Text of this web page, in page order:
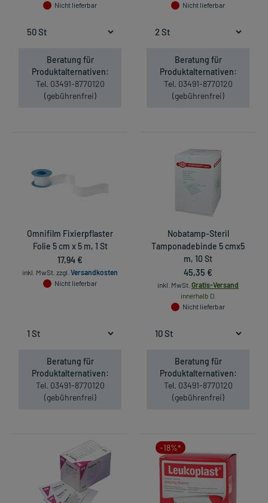
Nicht lieferbar
Beratung für
Produktalternativen:
Tel. 03491-8770120
(gebührenfrei)
Nicht lieferbar
Beratung für
Produktalternativen:
Tel. 03491-8770120
(gebührenfrei)
Omnifilm Fixierpflaster
Folie 5 cm x 5 m, 1 St
17,94 €
inkl. MwSt. zzgl. Versandkosten
Nicht lieferbar
Beratung für
Produktalternativen:
Tel. 03491-8770120
(gebührenfrei)
Nobatamp-Steril
Tamponadebinde 5 cmx5
m, 10 St
45,35 €
inkl. MwSt. Gratis-Versand
innerhalb D.
Nicht lieferbar
Beratung für
Produktalternativen:
Tel. 03491-8770120
(gebührenfrei)
-18%*